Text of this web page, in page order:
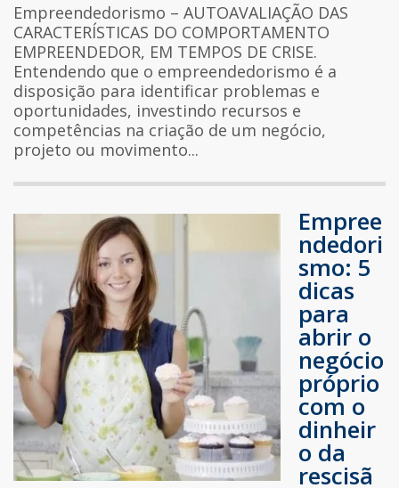
Empreendedorismo – AUTOAVALIAÇÃO DAS
CARACTERÍSTICAS DO COMPORTAMENTO
EMPREENDEDOR, EM TEMPOS DE CRISE.
Entendendo que o empreendedorismo é a
disposição para identificar problemas e
oportunidades, investindo recursos e
competências na criação de um negócio,
projeto ou movimento...
Empree
ndedori
smo: 5
dicas
para
abrir o
negócio
próprio
com o
dinheir
o da
rescisã